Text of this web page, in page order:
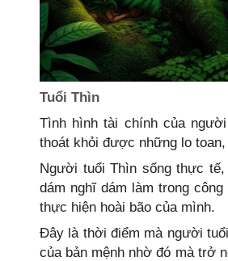
Tuổi Thìn
Tình hình tài chính của
thoát khỏi được những lo
Người tuổi Thìn sống thực
dám nghĩ dám làm trong
thực hiện hoài bão của mình.
Đây là thời điểm mà người
của bản mệnh nhờ đó mà trở